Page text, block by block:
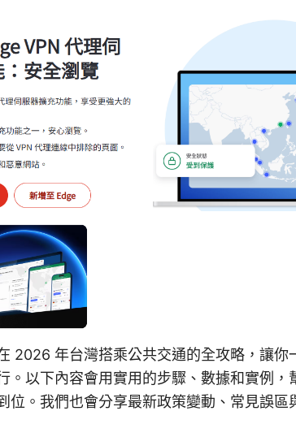
2026 年台灣搭乘公共交通的全攻略，讓你
。以下內容會用實用的步驟、數據和實例，
位。我們也會分享最新政策變動、常見誤區